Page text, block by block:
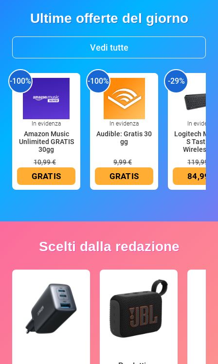
Ultime offerte del giorno
Vedi tutte
-100%
In evidenza
Amazon Music
Unlimited GRATIS
30gg
10,99 €
GRATIS
-100%
In evidenza
Audible: Gratis 30
gg
9,99 €
GRATIS
-29%
In evidenza
Logitech MX
S Tastiera
Wireless
119,99 €
84,99 €
Scelti dalla redazione